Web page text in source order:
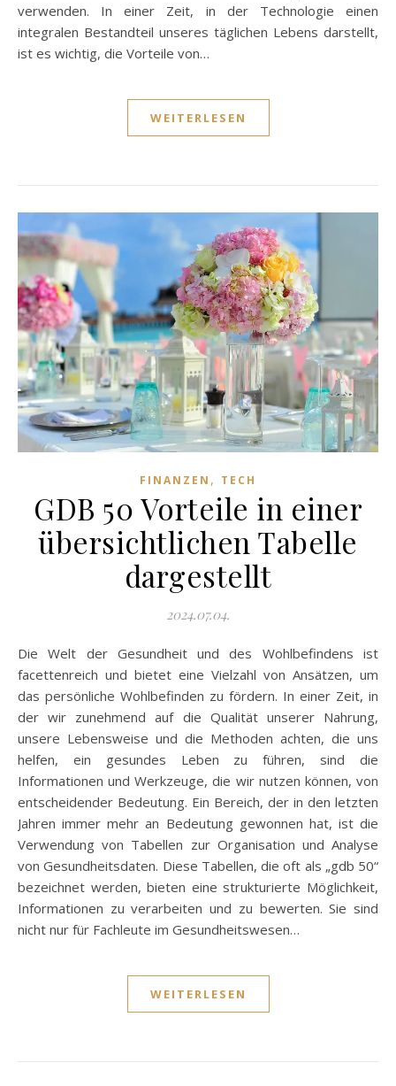
verwenden. In einer Zeit, in der Technologie einen
integralen Bestandteil unseres täglichen Lebens darstellt,
ist es wichtig, die Vorteile von…
WEITERLESEN
FINANZEN , TECH
GDB 50 Vorteile in einer
übersichtlichen Tabelle
dargestellt
2024.07.04.
Die Welt der Gesundheit und des Wohlbefindens ist
facettenreich und bietet eine Vielzahl von Ansätzen, um
das persönliche Wohlbefinden zu fördern. In einer Zeit, in
der wir zunehmend auf die Qualität unserer Nahrung,
unsere Lebensweise und die Methoden achten, die uns
helfen, ein gesundes Leben zu führen, sind die
Informationen und Werkzeuge, die wir nutzen können, von
entscheidender Bedeutung. Ein Bereich, der in den letzten
Jahren immer mehr an Bedeutung gewonnen hat, ist die
Verwendung von Tabellen zur Organisation und Analyse
von Gesundheitsdaten. Diese Tabellen, die oft als „gdb 50“
bezeichnet werden, bieten eine strukturierte Möglichkeit,
Informationen zu verarbeiten und zu bewerten. Sie sind
nicht nur für Fachleute im Gesundheitswesen…
WEITERLESEN